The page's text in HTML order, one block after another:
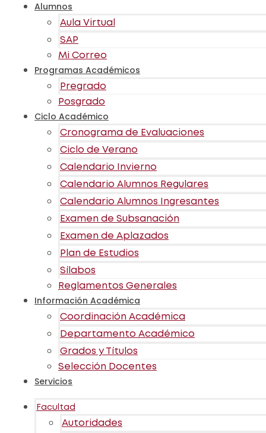
Alumnos
Aula Virtual
SAP
Mi Correo
Programas Académicos
Pregrado
Posgrado
Ciclo Académico
Cronograma de Evaluaciones
Ciclo de Verano
Calendario Invierno
Calendario Alumnos Regulares
Calendario Alumnos Ingresantes
Examen de Subsanación
Examen de Aplazados
Plan de Estudios
Sílabos
Reglamentos Generales
Información Académica
Coordinación Académica
Departamento Académico
Grados y Títulos
Selección Docentes
Servicios
Facultad
Autoridades